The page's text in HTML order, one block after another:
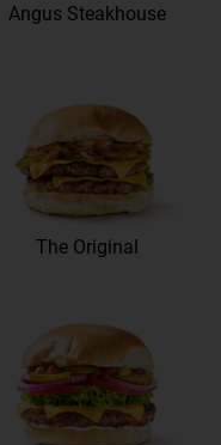
Angus Steakhouse
The Original